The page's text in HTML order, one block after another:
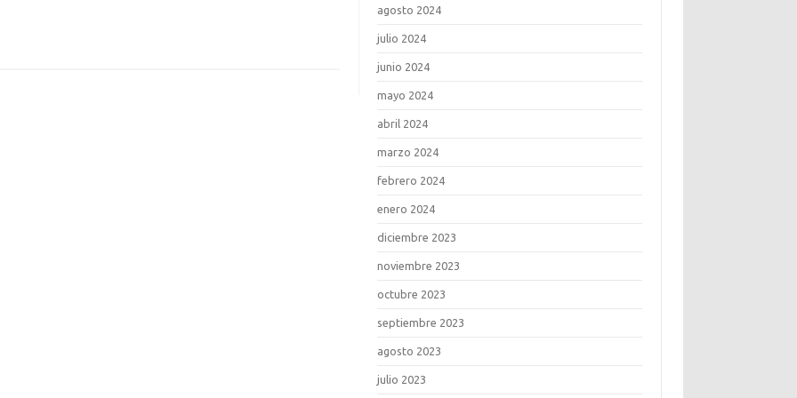
agosto 2024
julio 2024
junio 2024
mayo 2024
abril 2024
marzo 2024
febrero 2024
enero 2024
diciembre 2023
noviembre 2023
octubre 2023
septiembre 2023
agosto 2023
julio 2023